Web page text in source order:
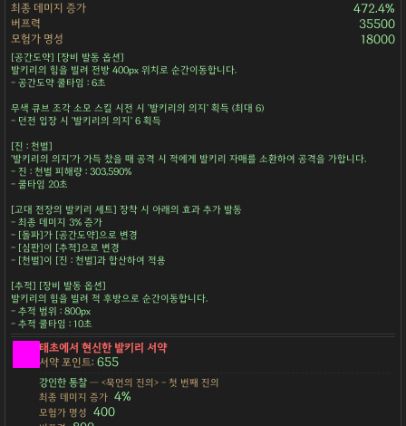
최종 데미지 증가
472.4%
버프력 35500
모험가 명성 18000
[공간도약] [장비 발동 옵션]
발키리의 힘을 빌려 전방 400px 위치로 순간이동합니다.
- 공간도약 쿨타임 : 6초
무색 큐브 조각 소모 스킬 시전 시 '발키리의 의지' 획득 (최대 6)
- 던전 입장 시 '발키리의 의지' 6 획득
[진 : 천벌]
'발키리의 의지'가 가득 찼을 때 공격 시 적에게 발키리 자매를 소환하여 공격을 가합니다.
- 진 : 천벌 피해량 : 303,590%
- 쿨타임 20초
[고대 전장의 발키리 세트] 장착 시 아래의 효과 추가 발동
- 최종 데미지 3% 증가
- [돌파]가 [공간도약]으로 변경
- [심판]이 [추적]으로 변경
- [천벌]이 [진 : 천벌]과 합산하여 적용
[추적] [장비 발동 옵션]
발키리의 힘을 빌려 적 후방으로 순간이동합니다.
- 추적 범위 : 800px
- 추적 쿨타임 : 10초
태초에서 현신한 발키리 서약
서약 포인트:655
강인한 통찰— <묵언의 진의> - 첫 번째 진의
최종 데미지 증가 4%
모험가 명성 400